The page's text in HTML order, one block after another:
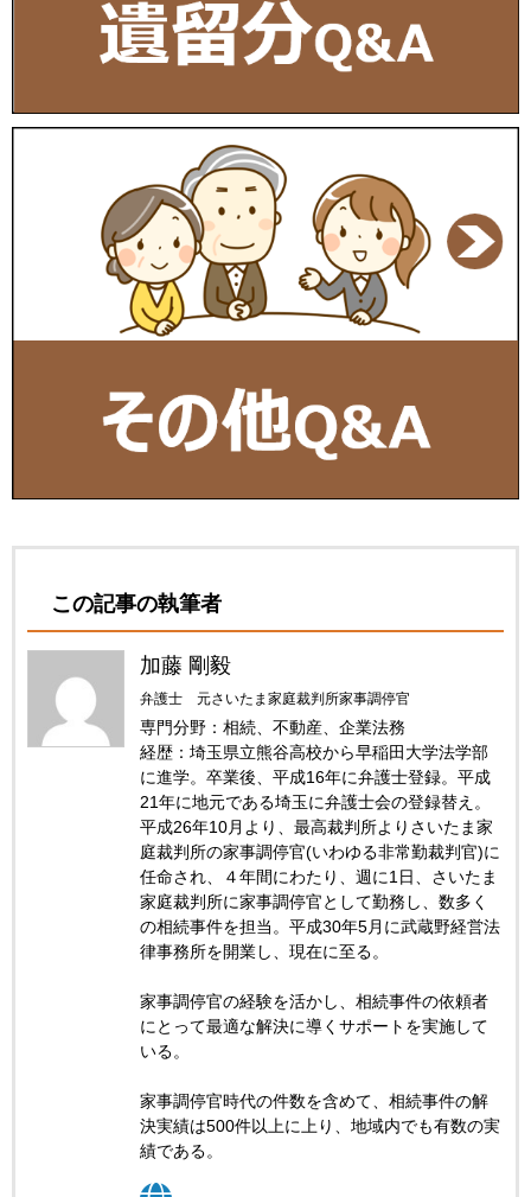
この記事の執筆者
加藤 剛毅
弁護士 元さいたま家庭裁判所家事調停官
専門分野：相続、不動産、企業法務
経歴：埼玉県立熊谷高校から早稲田大学法学部
に進学。卒業後、平成16年に弁護士登録。平成
21年に地元である埼玉に弁護士会の登録替え。
平成26年10月より、最高裁判所よりさいたま家
庭裁判所の家事調停官(いわゆる非常勤裁判官)に
任命され、４年間にわたり、週に1日、さいたま
家庭裁判所に家事調停官として勤務し、数多く
の相続事件を担当。平成30年5月に武蔵野経営法
律事務所を開業し、現在に至る。
家事調停官の経験を活かし、相続事件の依頼者
にとって最適な解決に導くサポートを実施して
いる。
家事調停官時代の件数を含めて、相続事件の解
決実績は500件以上に上り、地域内でも有数の実
績である。